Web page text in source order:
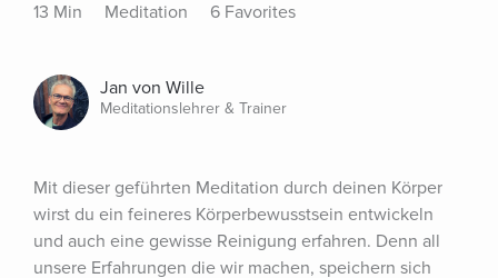
13 Min Meditation 6 Favorites
Jan von Wille
Meditationslehrer & Trainer
Mit dieser geführten Meditation durch deinen Körper
wirst du ein feineres Körperbewusstsein entwickeln
und auch eine gewisse Reinigung erfahren. Denn all
unsere Erfahrungen die wir machen, speichern sich